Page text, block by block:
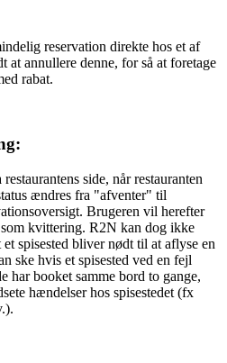
reservation direkte hos et af
at annullere denne, for så at foretage
rabat.
side, når restauranten
ændres fra "afventer" til
Brugeren vil herefter
kvittering. R2N kan dog ikke
spisested bliver nødt til at aflyse en
ske hvis et spisested ved en fejl
har booket samme bord to gange,
hændelser hos spisestedet (fx